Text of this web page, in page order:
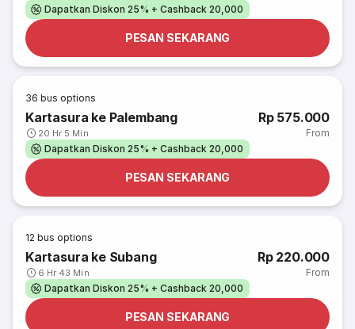
Dapatkan Diskon 25% + Cashback 20,000
PESAN SEKARANG
36 bus options
Kartasura ke Palembang
20 Hr 5 Min
Rp 575.000
From
Dapatkan Diskon 25% + Cashback 20,000
PESAN SEKARANG
12 bus options
Kartasura ke Subang
6 Hr 43 Min
Rp 220.000
From
Dapatkan Diskon 25% + Cashback 20,000
PESAN SEKARANG